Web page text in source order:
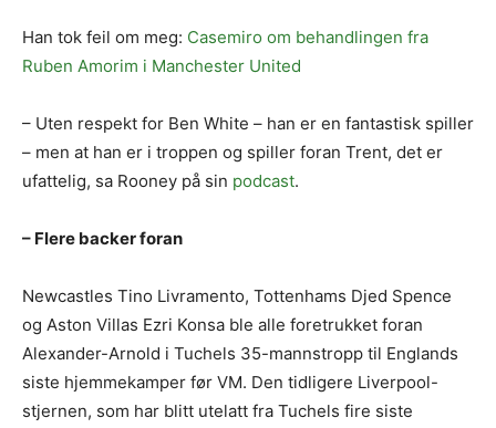
Han tok feil om meg: Casemiro om behandlingen fra
Ruben Amorim i Manchester United
– Uten respekt for Ben White – han er en fantastisk spiller
– men at han er i troppen og spiller foran Trent, det er
ufattelig, sa Rooney på sin podcast.
– Flere backer foran
Newcastles Tino Livramento, Tottenhams Djed Spence
og Aston Villas Ezri Konsa ble alle foretrukket foran
Alexander-Arnold i Tuchels 35-mannstropp til Englands
siste hjemmekamper før VM. Den tidligere Liverpool-
stjernen, som har blitt utelatt fra Tuchels fire siste